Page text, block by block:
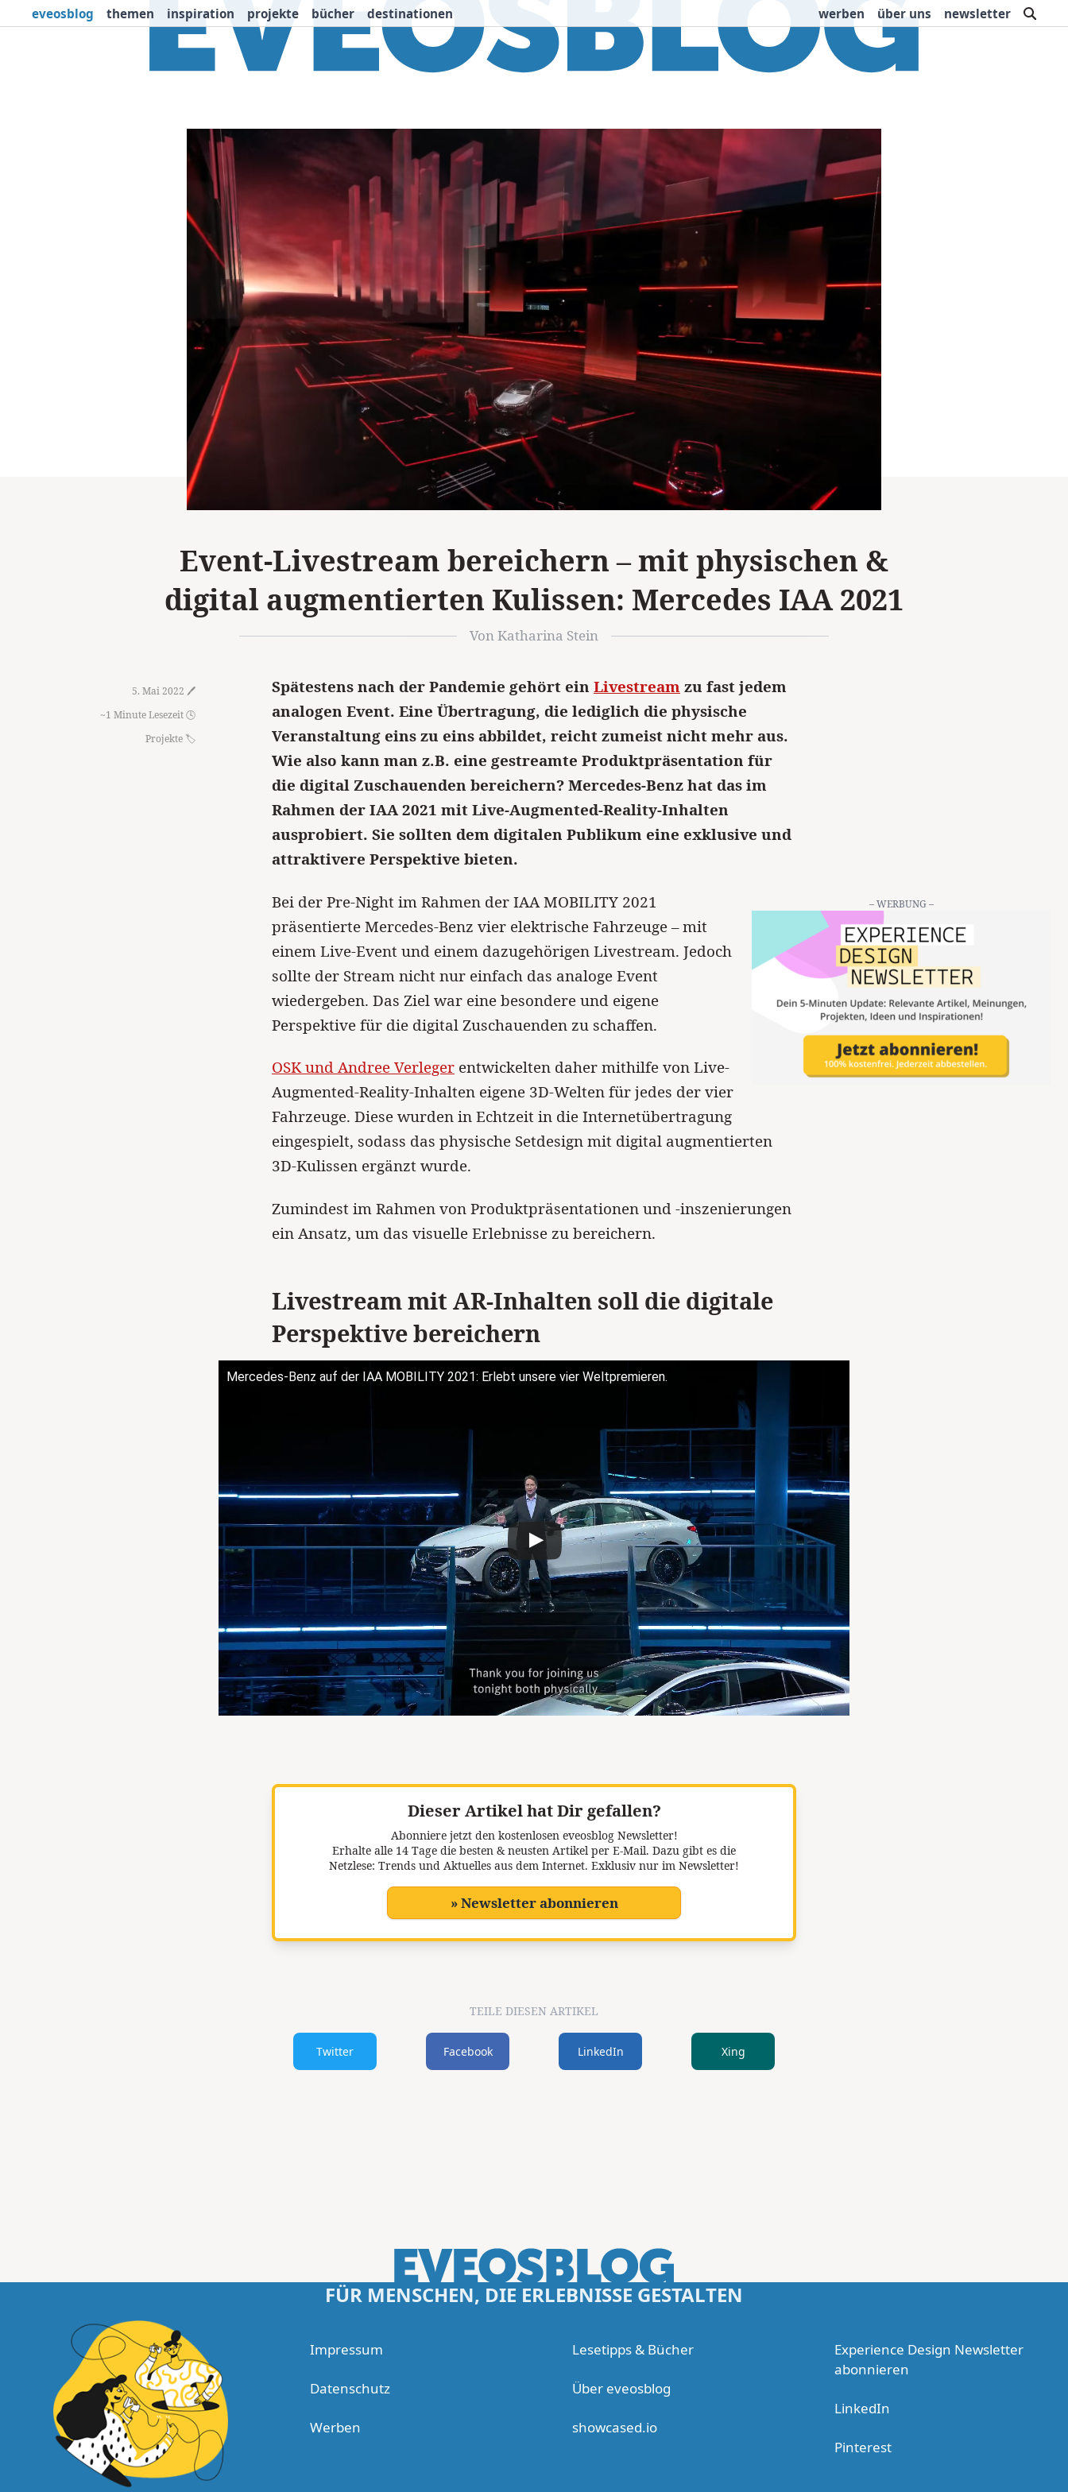
eveosblog themen inspiration projekte bücher destinationen werben über uns newsletter
Projekte Inspiration Destinationen Über uns Werbung
Buchtipps
Event-Livestream bereichern – mit physischen &
digital augmentierten Kulissen: Mercedes IAA 2021
Von Katharina Stein
5. Mai 2022 🖊️
~1 Minute Lesezeit 🕓
Projekte
Spätestens nach der Pandemie gehört ein Livestreamzu fast jedem
analogen Event. Eine Übertragung, die lediglich die physische
Veranstaltung eins zu eins abbildet, reicht zumeist nicht mehr aus.
Wie also kann man z.B. eine gestreamte Produktpräsentation für
die digital Zuschauenden bereichern? Mercedes-Benz hat das im
Rahmen der IAA 2021 mit Live-Augmented-Reality-Inhalten
ausprobiert. Sie sollten dem digitalen Publikum eine exklusive und
attraktivere Perspektive bieten.
– WERBUNG –
Bei der Pre-Night im Rahmen der IAA MOBILITY 2021
präsentierte Mercedes-Benz vier elektrische Fahrzeuge – mit
einem Live-Event und einem dazugehörigen Livestream. Jedoch
sollte der Stream nicht nur einfach das analoge Event
wiedergeben. Das Ziel war eine besondere und eigene
Perspektive für die digital Zuschauenden zu schaffen.
OSK und Andree Verleger entwickelten daher mithilfe von Live-
Augmented-Reality-Inhalten eigene 3D-Welten für jedes der vier
Fahrzeuge. Diese wurden in Echtzeit in die Internetübertragung
eingespielt, sodass das physische Setdesign mit digital augmentierten
3D-Kulissen ergänzt wurde.
Zumindest im Rahmen von Produktpräsentationen und -inszenierungen
ein Ansatz, um das visuelle Erlebnisse zu bereichern.
Livestream mit AR-Inhalten soll die digitale
Perspektive bereichern
Mercedes-Benz auf der IAA MOBILITY 2021: Erlebt unsere vier Weltpremieren.
Dieser Artikel hat Dir gefallen?
Abonniere jetzt den kostenlosen eveosblog Newsletter!
Erhalte alle 14 Tage die besten & neusten Artikel per E-Mail. Dazu gibt es die
Netzlese: Trends und Aktuelles aus dem Internet. Exklusiv nur im Newsletter!
» Newsletter abonnieren
TEILE DIESEN ARTIKEL
Twitter Facebook LinkedIn Xing
FÜR MENSCHEN, DIE ERLEBNISSE GESTALTEN
Impressum
Datenschutz
Werben
Lesetipps & Bücher
Über eveosblog
showcased.io
Experience Design Newsletter
abonnieren
LinkedIn
Pinterest